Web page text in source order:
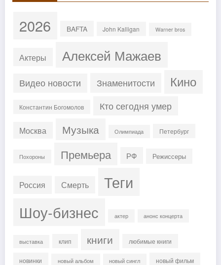
2026 BAFTA John Kalligan Warner bros
Актеры Алексей Мажаев
Видео новости Знаменитости Кино
Константин Богомолов Кто сегодня умер
Москва Музыка Олимпиада Петербург
Похороны Премьера РФ Режиссеры
Россия Смерть Теги
Шоу-бизнес актер анонс концерта
выставка клип книги любимые книги
новинки новый альбом новый сингл новый фильм